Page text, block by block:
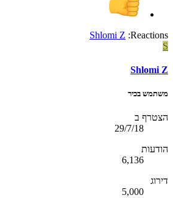
Reactions:
Shlomi Z
S
Shlomi Z
משתמש בכיר
הצטרף ב
29/7/18
הודעות
6,136
דירוג
5,000